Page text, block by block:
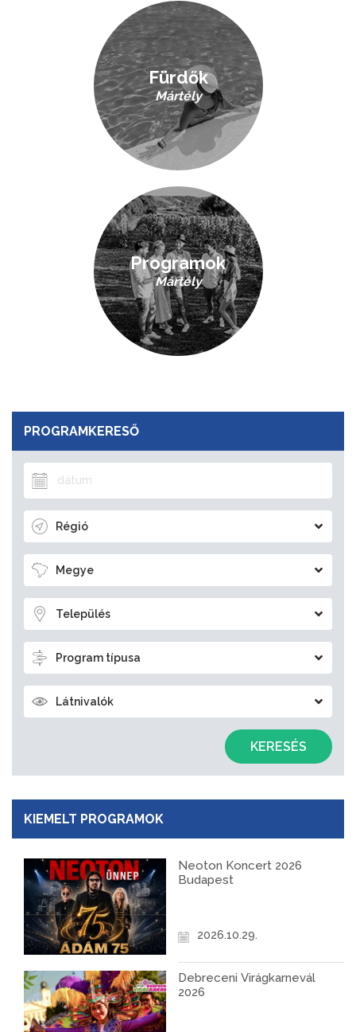
PROGRAMKERESŐ
Régió
Megye
Település
Program típusa
Látnivalók
KERESÉS
KIEMELT PROGRAMOK
Neoton Koncert 2026
Budapest
2026.10.29.
Debreceni Virágkarnevál
2026
Fürdők
Mártély
Programok
Mártély